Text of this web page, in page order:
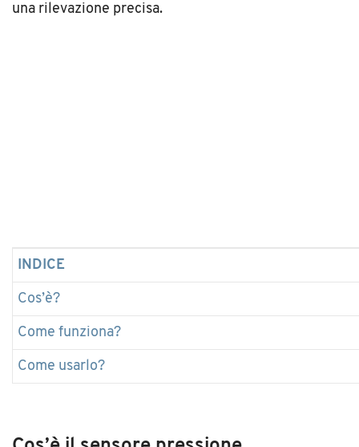
una rilevazione precisa.
INDICE
Cos’è?
Come funziona?
Come usarlo?